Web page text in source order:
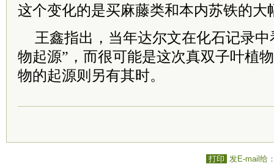
这个变化的是买麻藤类和本内苏铁的大
王鑫指出，当年达尔文在化石记录
物起源”，而很可能是这次真双子叶植
物的起源则另有其时。
打印 发E-mail给